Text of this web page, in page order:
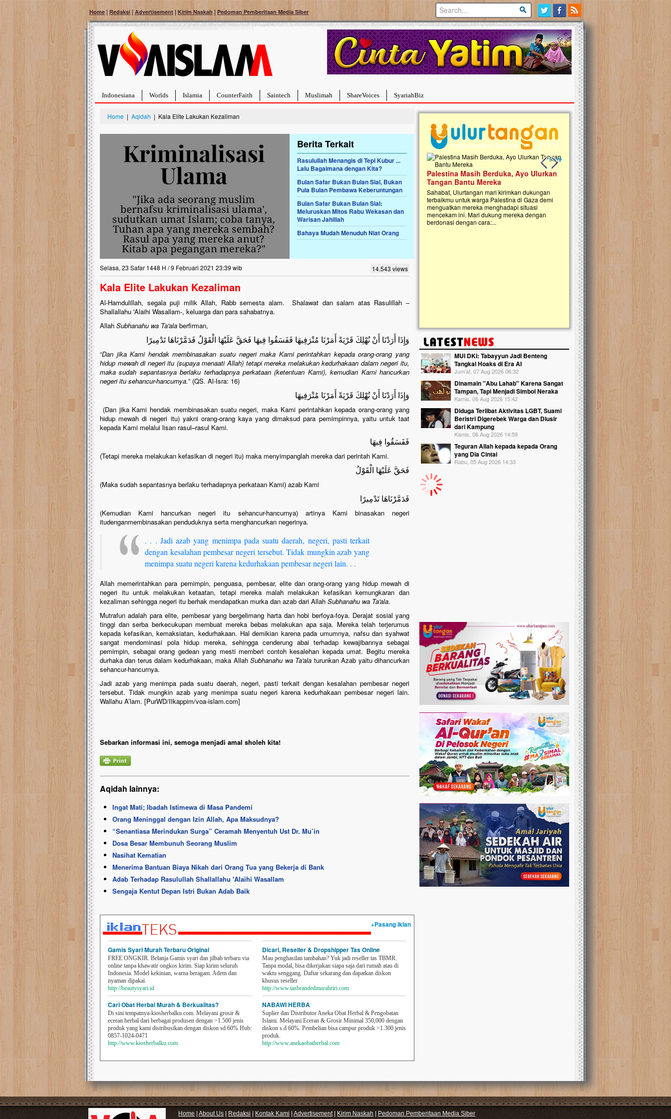
Home | Redaksi | Advertisement | Kirim Naskah | Pedoman Pemberitaan Media Siber
Indonesiana Worlds Islamia CounterFaith Saintech Muslimah ShareVoices SyariahBiz
Home | Aqidah | Kala Elite Lakukan Kezaliman
Berita Terkait
Rasulullah Menangis di Tepi Kubur ...
Lalu Bagaimana dengan Kita?
Bulan Safar Bukan Bulan Sial, Bukan
Pula Bulan Pembawa Keberuntungan
Bulan Safar Bukan Bulan Sial:
Meluruskan Mitos Rabu Wekasan dan
Warisan Jahiliah
Bahaya Mudah Menuduh Niat Orang
Selasa, 23 Safar 1448 H / 9 Februari 2021 23:39 wib 14.543 views
Kala Elite Lakukan Kezaliman
Al-Hamdulillah, segala puji milik Allah, Rabb semesta alam. Shalawat dan salam atas Rasulillah –
Shallallahu 'Alaihi Wasallam-, keluarga dan para sahabatnya.
Allah Subhanahu wa Ta'ala berfirman,
وَإِذَا أَرَدْنَا أَنْ نُهْلِكَ قَرْيَةً أَمَرْنَا مُتْرَفِيهَا فَفَسَقُوا فِيهَا فَحَقَّ عَلَيْهَا الْقَوْلُ فَدَمَّرْنَاهَا تَدْمِيرًا
“Dan jika Kami hendak membinasakan suatu negeri maka Kami perintahkan kepada orang-orang yang
hidup mewah di negeri itu (supaya menaati Allah) tetapi mereka melakukan kedurhakaan dalam negeri itu,
maka sudah sepantasnya berlaku terhadapnya perkataan (ketentuan Kami), kemudian Kami hancurkan
negeri itu sehancur-hancurnya.” (QS. Al-Isra: 16)
وَإِذَا أَرَدْنَا أَنْ نُهْلِكَ قَرْيَةً أَمَرْنَا مُتْرَفِيهَا
(Dan jika Kami hendak membinasakan suatu negeri, maka Kami perintahkan kepada orang-orang yang
hidup mewah di negeri itu) yakni orang-orang kaya yang dimaksud para pemimpinnya, yaitu untuk taat
kepada Kami melalui lisan rasul–rasul Kami.
فَفَسَقُوا فِيهَا
(Tetapi mereka melakukan kefasikan di negeri itu) maka menyimpanglah mereka dari perintah Kami.
فَحَقَّ عَلَيْهَا الْقَوْلُ
(Maka sudah sepantasnya berlaku terhadapnya perkataan Kami) azab Kami
فَدَمَّرْنَاهَا تَدْمِيرًا
(Kemudian Kami hancurkan negeri itu sehancur-hancurnya) artinya Kami binasakan negeri
itudenganmembinasakan penduduknya serta menghancurkan negerinya.
. . . Jadi azab yang menimpa pada suatu daerah, negeri, pasti terkait
dengan kesalahan pembesar negeri tersebut. Tidak mungkin azab yang
menimpa suatu negeri karena kedurhakaan pembesar negeri lain. . .
Allah memerintahkan para pemimpin, penguasa, pembesar, elite dan orang-orang yang hidup mewah di
negeri itu untuk melakukan ketaatan, tetapi mereka malah melakukan kefasikan kemungkaran dan
kezaliman sehingga negeri itu berhak mendapatkan murka dan azab dari Allah Subhanahu wa Ta'ala.
Mutrafun adalah para elite, pembesar yang bergelimang harta dan hobi berfoya-foya. Derajat sosial yang
tinggi dan serba berkecukupan membuat mereka bebas melakukan apa saja. Mereka telah terjerumus
kepada kefasikan, kemaksiatan, kedurhakaan. Hal demikian karena pada umumnya, nafsu dan syahwat
sangat mendominasi pola hidup mereka, sehingga cenderung abai terhadap kewajibannya sebagai
pemimpin, sebagai orang gedean yang mesti memberi contoh kesalehan kepada umat. Begitu mereka
durhaka dan terus dalam kedurhakaan, maka AllahSubhanahu wa Ta'ala turunkan Azab yaitu dihancurkan
sehancur-hancurnya.
Jadi azab yang menimpa pada suatu daerah, negeri, pasti terkait dengan kesalahan pembesar negeri
tersebut. Tidak mungkin azab yang menimpa suatu negeri karena kedurhakaan pembesar negeri lain.
Wallahu A’lam. [PurWD/IIkappim/voa-islam.com]
Sebarkan informasi ini, semoga menjadi amal sholeh kita!
Aqidah lainnya:
Ingat Mati; Ibadah Istimewa di Masa Pandemi
Orang Meninggal dengan Izin Allah, Apa Maksudnya?
“Senantiasa Merindukan Surga” Ceramah Menyentuh Ust Dr. Mu’in
Dosa Besar Membunuh Seorang Muslim
Nasihat Kematian
Menerima Bantuan Biaya Nikah dari Orang Tua yang Bekerja di Bank
Adab Terhadap Rasulullah ­Shallallahu 'Alaihi Wasallam
Sengaja Kentut Depan Istri Bukan Adab Baik
+Pasang iklan
Gamis Syari Murah Terbaru Original
FREE ONGKIR. Belanja Gamis syari dan jilbab terbaru via
online tanpa khawatir ongkos kirim. Siap kirim seluruh
Indonesia. Model kekinian, warna beragam. Adem dan
nyaman dipakai.
http://beautysyari.id
Cari Obat Herbal Murah & Berkualitas?
Di sini tempatnya-kiosherbalku.com. Melayani grosir &
eceran herbal dari berbagai produsen dengan >1.500 jenis
produk yang kami distribusikan dengan diskon sd 60% Hub:
0857-1024-0471
http://www.kiosherbalku.com
Dicari, Reseller & Dropshipper Tas Online
Mau penghasilan tambahan? Yuk jadi reseller tas TBMR.
Tanpa modal, bisa dikerjakan siapa saja dari rumah atau di
waktu senggang. Daftar sekarang dan dapatkan diskon
khusus reseller
http://www.tasbrandedmurahriri.com
NABAWI HERBA
Suplier dan Distributor Aneka Obat Herbal & Pengobatan
Islami. Melayani Eceran & Grosir Minimal 350,000 dengan
diskon s.d 60%. Pembelian bisa campur produk >1.300 jenis
produk.
http://www.anekaobatherbal.com
Previous slide
Next slide
Bantu Naura, Balita Hebat Sembuh Dari
Tumor Pembuluh Darah
rintangan yang sangat berat. Meskipun baru
berusia sepuluh bulan, bayi yang imut ini harus
menghadapi penyakit yang dahsyat, yaitu tumor
pembuluh darah berukuran...
Nasib masjid di Kampung Cilumbu ini sungguh
mengenaskan. Lima tahun mangkrak, kini nyaris
Palestina Masih Berduka, Ayo Ulurkan
Tangan Bantu Mereka
Sahabat, Ulurtangan mari kirimkan dukungan
terbaikmu untuk warga Palestina di Gaza demi
menguatkan mereka menghadapi situasi
mencekam ini. Mari dukung mereka dengan
berdonasi dengan cara:...
Open Donasi Wakaf
Rumah Qur'an & TK Islam
Najjah di Jonggol
Saat ini, Ulurtangan bersama Yayasan
Najjahtul Islam Jonggol sedang merintis
pembangunan Rumah Qur’an dan
kanak Islam Terpadu (TKIT) An Najjah
Gedung Majelis Taklim di Jonggol,...
MUI DKI: Tabayyun Jadi Benteng
Tangkal Hoaks di Era AI
Jum'at, 07 Aug 2026 06:32
Dinamain ''Abu Lahab'' Karena Sangat
Tampan, Tapi Menjadi Simbol Neraka
Kamis, 06 Aug 2026 15:42
Diduga Terlibat Aktivitas LGBT, Suami
Beristri Digerebek Warga dan Diusir
dari Kampung
Kamis, 06 Aug 2026 14:59
Teguran Allah kepada kepada Orang
yang Dia Cintai
Rabu, 05 Aug 2026 14:33
Home About Us Redaksi Kontak Kami Advertisement| Kirim Naskah Pedoman Pemberitaan Media Siber